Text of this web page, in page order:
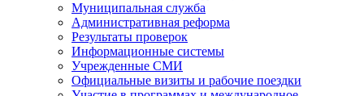
Муниципальная служба
Административная реформа
Результаты проверок
Информационные системы
Учрежденные СМИ
Официальные визиты и рабочие поездки